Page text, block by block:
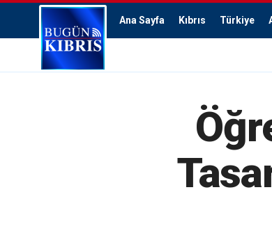
Ana Sayfa Kıbrıs Türkiye